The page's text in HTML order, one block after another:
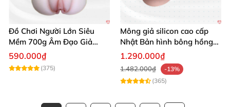
Đồ Chơi Người Lớn Siêu
Mềm 700g Âm Đạo Giả
Silicon Tự Sướng
590.000₫
(375)
Mông giả silicon cao cấp
Nhật Bản hình bông hồng
siêu thực
1.290.000₫
1.482.000₫
-13%
(365)